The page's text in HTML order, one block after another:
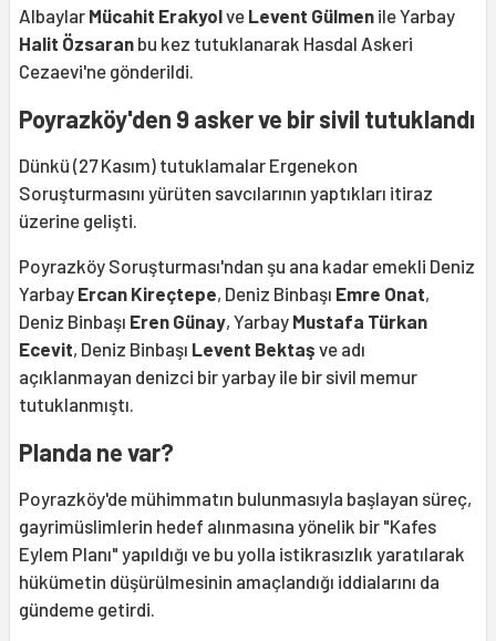
Albaylar Mücahit Erakyolve Levent Gülmen ile Yarbay
Halit Özsaran bu kez tutuklanarak Hasdal Askeri
Cezaevi'ne gönderildi.
Poyrazköy'den 9 asker ve bir sivil tutuklandı
Dünkü (27 Kasım) tutuklamalar Ergenekon
Soruşturmasını yürüten savcılarının yaptıkları itiraz
üzerine gelişti.
Poyrazköy Soruşturması'ndan şu ana kadar emekli Deniz
Yarbay Ercan Kireçtepe, Deniz Binbaşı Emre Onat,
Deniz Binbaşı Eren Günay, Yarbay Mustafa Türkan
Ecevit, Deniz Binbaşı Levent Bektaş ve adı
açıklanmayan denizci bir yarbay ile bir sivil memur
tutuklanmıştı.
Planda ne var?
Poyrazköy'de mühimmatın bulunmasıyla başlayan süreç,
gayrimüslimlerin hedef alınmasına yönelik bir "Kafes
Eylem Planı" yapıldığı ve bu yolla istikrasızlık yaratılarak
hükümetin düşürülmesinin amaçlandığı iddialarını da
gündeme getirdi.